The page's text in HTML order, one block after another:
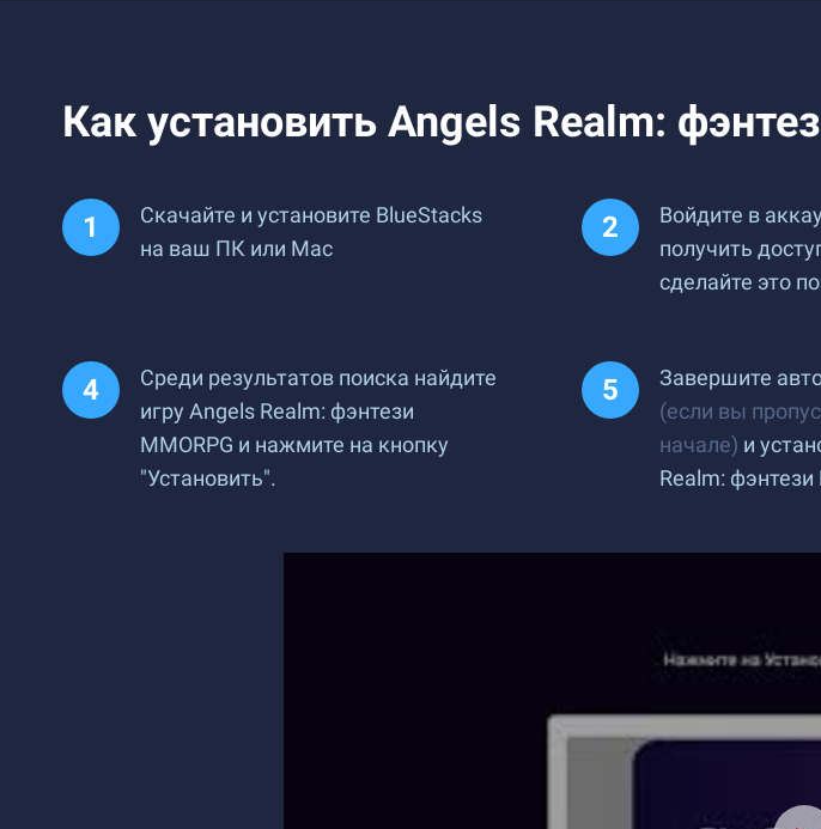
Как установить Angels Realm:
Скачайте и установите BlueStacks
на ваш ПК или Mac
Войдите в
получить
сделайте это
Среди результатов поиска найдите
игру Angels Realm: фэнтези
MMORPG и нажмите на кнопку
"Установить".
Завершите
(если вы
начале) и
Realm: фэнтези